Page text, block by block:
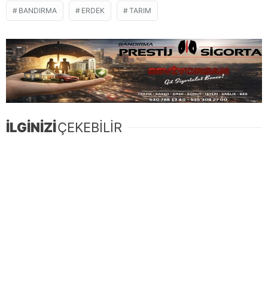
BANDIRMA ERDEK TARIM
İLGİNİZİÇEKEBİLİR